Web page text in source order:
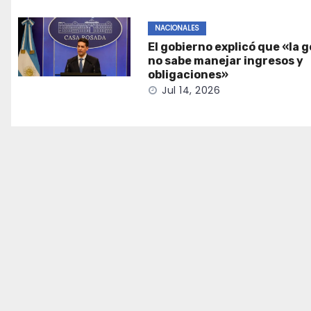
NACIONALES
El gobierno explicó que «la
no sabe manejar ingresos y
obligaciones»
Jul 14, 2026